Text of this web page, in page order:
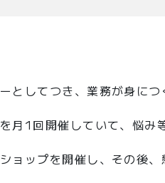
としてつき、業務が身に
月1回開催していて、悩み
ョップを開催し、その後